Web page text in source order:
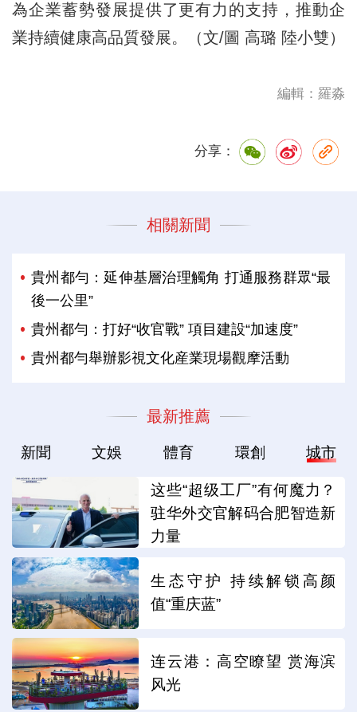
為企業蓄勢發展提供了更有力的支持，推動企
業持續健康高品質發展。（文/圖 高璐 陸小雙）
編輯：羅淼
分享：
相關新聞
貴州都勻：延伸基層治理觸角 打通服務群眾“最
後一公里”
貴州都勻：打好“收官戰” 項目建設“加速度”
貴州都勻舉辦影視文化産業現場觀摩活動
最新推薦
新聞 文娛 體育 環創 城市
这些“超级工厂”有何魔力？
驻华外交官解码合肥智造新
力量
生态守护 持续解锁高颜
值“重庆蓝”
连云港：高空瞭望 赏海滨
风光